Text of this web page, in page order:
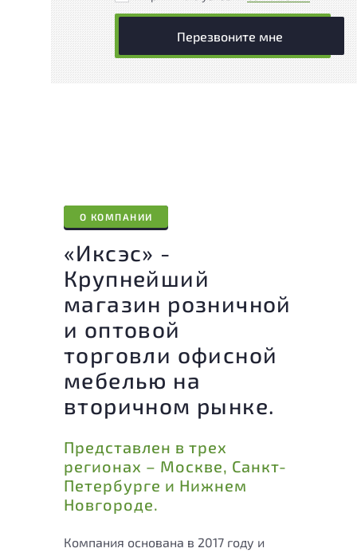
Перезвоните мне
О КОМПАНИИ
«Иксэс» -
Крупнейший
магазин розничной
и оптовой
торговли офисной
мебелью на
вторичном рынке.
Представлен в трех
регионах – Москве, Санкт-
Петербурге и Нижнем
Новгороде.
Компания основана в 2017 году и